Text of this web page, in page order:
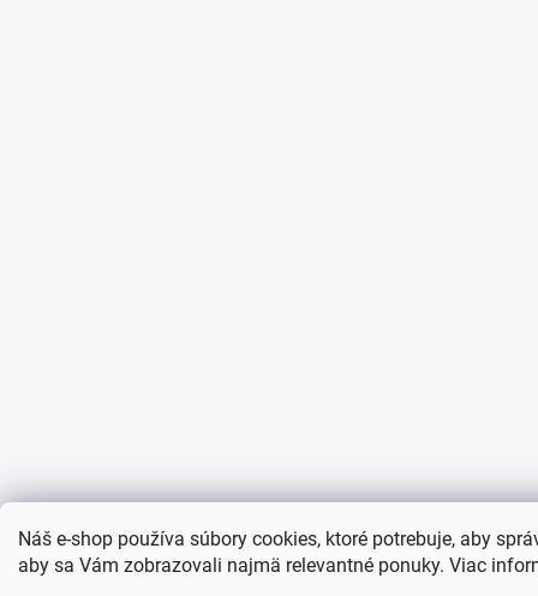
Náš e-shop používa súbory cookies, ktoré potrebuje, aby
aby sa Vám zobrazovali najmä relevantné ponuky. Viac